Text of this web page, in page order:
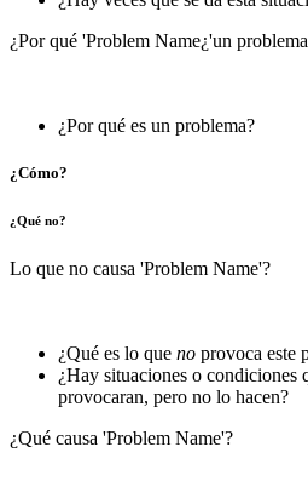
¿Por qué 'Problem Name¿'un
¿Por qué es un problema?
¿Cómo?
¿Qué no?
Lo que no causa 'Problem Name'?
¿Qué es lo que no provoca este
¿Hay situaciones o condiciones
provocaran, pero no lo hacen?
¿Qué causa 'Problem Name'?